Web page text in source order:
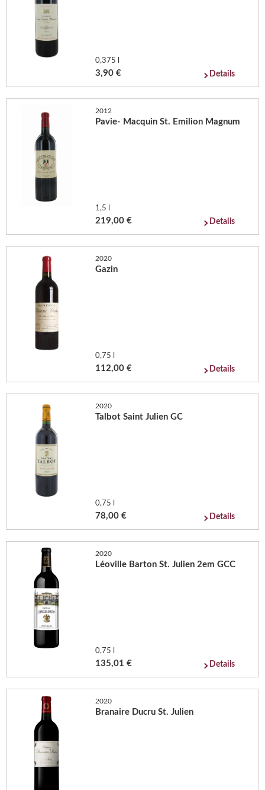
0,375 l
3,90 € Details
2012
Pavie- Macquin St. Emilion Magnum
1,5 l
219,00 € Details
2020
Gazin
0,75 l
112,00 € Details
2020
Talbot Saint Julien GC
0,75 l
78,00 € Details
2020
Léoville Barton St. Julien 2em GCC
0,75 l
135,01 € Details
2020
Branaire Ducru St. Julien